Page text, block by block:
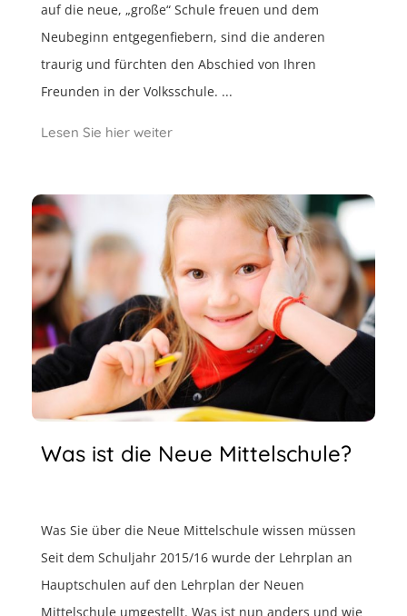
auf die neue, „große“ Schule freuen und dem
Neubeginn entgegenfiebern, sind die anderen
traurig und fürchten den Abschied von Ihren
Freunden in der Volksschule. ...
Lesen Sie hier weiter
Was ist die Neue Mittelschule?
Was Sie über die Neue Mittelschule wissen müssen
Seit dem Schuljahr 2015/16 wurde der Lehrplan an
Hauptschulen auf den Lehrplan der Neuen
Mittelschule umgestellt. Was ist nun anders und wie